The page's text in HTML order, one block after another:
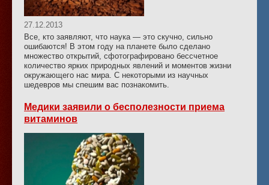
27.12.2013
Все, кто заявляют, что наука — это скучно, сильно
ошибаются! В этом году на планете было сделано
множество открытий, сфотографировано бессчетное
количество ярких природных явлений и моментов жизни
окружающего нас мира. С некоторыми из научных
шедевров мы спешим вас познакомить.
Медики заявили о бесполезности приема
витаминов